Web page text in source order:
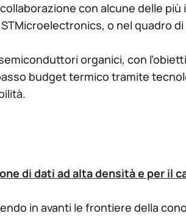
con alcune delle
o nel quadro
organici, con
budget termico tramite
di dati ad alta densità e per il
in avanti le frontiere della